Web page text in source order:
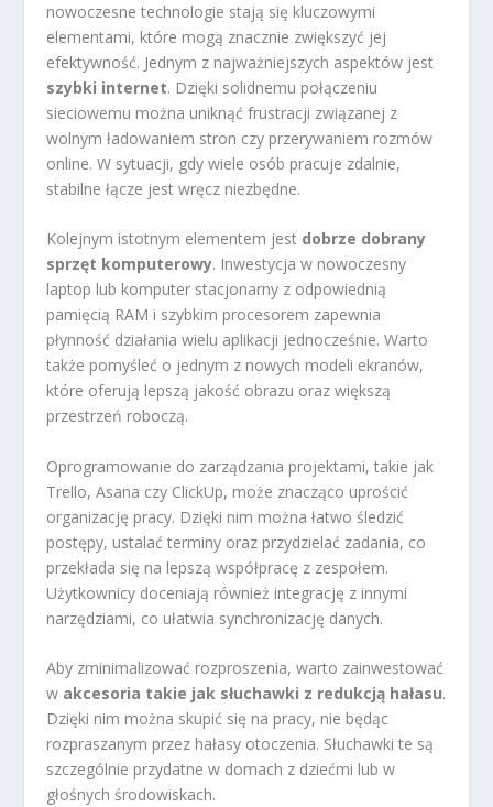
nowoczesne technologie stają się kluczowymi
elementami, które mogą znacznie zwiększyć jej
efektywność. Jednym z najważniejszych aspektów jest
szybki internet. Dzięki solidnemu połączeniu
sieciowemu można uniknąć frustracji związanej z
wolnym ładowaniem stron czy przerywaniem rozmów
online. W sytuacji, gdy wiele osób pracuje zdalnie,
stabilne łącze jest wręcz niezbędne.
Kolejnym istotnym elementem jest dobrze dobrany
sprzęt komputerowy. Inwestycja w nowoczesny
laptop lub komputer stacjonarny z odpowiednią
pamięcią RAM i szybkim procesorem zapewnia
płynność działania wielu aplikacji jednocześnie. Warto
także pomyśleć o jednym z nowych modeli ekranów,
które oferują lepszą jakość obrazu oraz większą
przestrzeń roboczą.
Oprogramowanie do zarządzania projektami, takie jak
Trello, Asana czy ClickUp, może znacząco uprościć
organizację pracy. Dzięki nim można łatwo śledzić
postępy, ustalać terminy oraz przydzielać zadania, co
przekłada się na lepszą współpracę z zespołem.
Użytkownicy doceniają również integrację z innymi
narzędziami, co ułatwia synchronizację danych.
Aby zminimalizować rozproszenia, warto zainwestować
w akcesoria takie jak słuchawki z redukcją hałasu.
Dzięki nim można skupić się na pracy, nie będąc
rozpraszanym przez hałasy otoczenia. Słuchawki te są
szczególnie przydatne w domach z dziećmi lub w
głośnych środowiskach.